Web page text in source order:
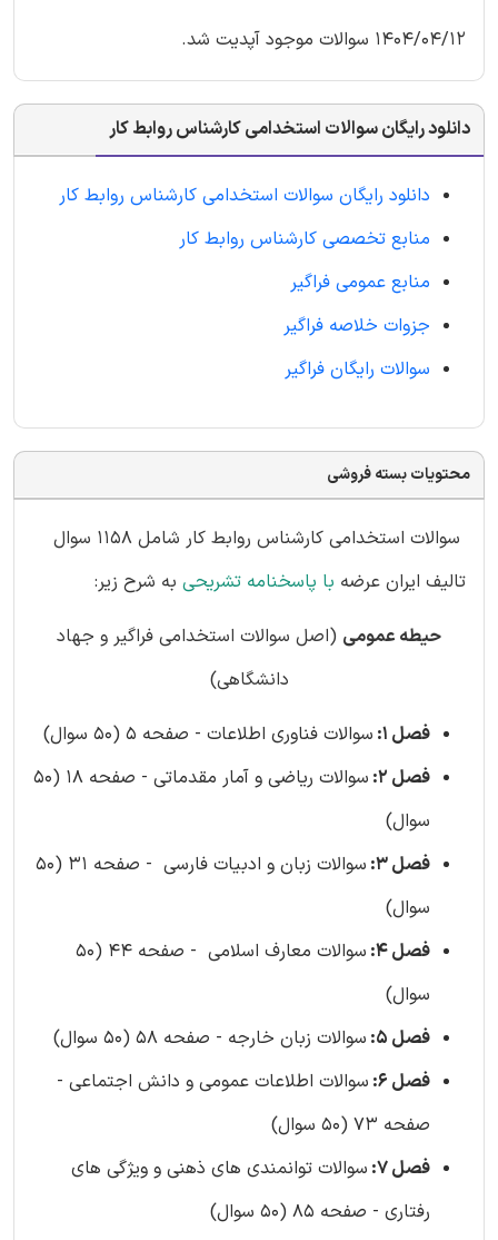
1404/04/12 سوالات موجود آپدیت شد.
دانلود رایگان سوالات استخدامی کارشناس روابط کار
دانلود رایگان سوالات استخدامی کارشناس روابط کار
منابع تخصصی کارشناس روابط کار
منابع عمومی فراگیر
جزوات خلاصه فراگیر
سوالات رایگان فراگیر
محتویات بسته فروشی
سوالات استخدامی کارشناس روابط کار شامل 1158 سوال
تالیف ایران عرضه با پاسخنامه تشریحی به شرح زیر:
حیطه عمومی (اصل سوالات استخدامی فراگیر و جهاد
دانشگاهی)
فصل 1:
سوالات فناوری اطلاعات - صفحه 5 (50 سوال)
فصل 2:
سوالات ریاضی و آمار مقدماتی - صفحه 18 (50
سوال)
فصل 3:
سوالات زبان و ادبیات فارسی - صفحه 31 (50
سوال)
فصل 4:
سوالات معارف اسلامی - صفحه 44 (50
سوال)
فصل 5:
سوالات زبان خارجه - صفحه 58 (50 سوال)
فصل 6:
سوالات اطلاعات عمومی و دانش اجتماعی -
صفحه 73 (50 سوال)
فصل 7:
سوالات توانمندی های ذهنی و ویژگی های
رفتاری - صفحه 85 (50 سوال)